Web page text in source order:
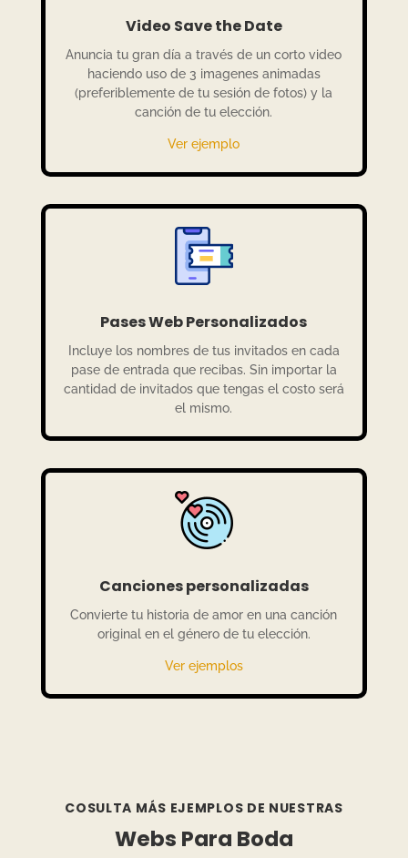
Video Save the Date
Anuncia tu gran día a través de un corto video
haciendo uso de 3 imagenes animadas
(preferiblemente de tu sesión de fotos) y la
canción de tu elección.
Ver ejemplo
Pases Web Personalizados
Incluye los nombres de tus invitados en cada
pase de entrada que recibas. Sin importar la
cantidad de invitados que tengas el costo será
el mismo.
Canciones personalizadas
Convierte tu historia de amor en una canción
original en el género de tu elección.
Ver ejemplos
COSULTA MÁS EJEMPLOS DE NUESTRAS
Webs Para Boda